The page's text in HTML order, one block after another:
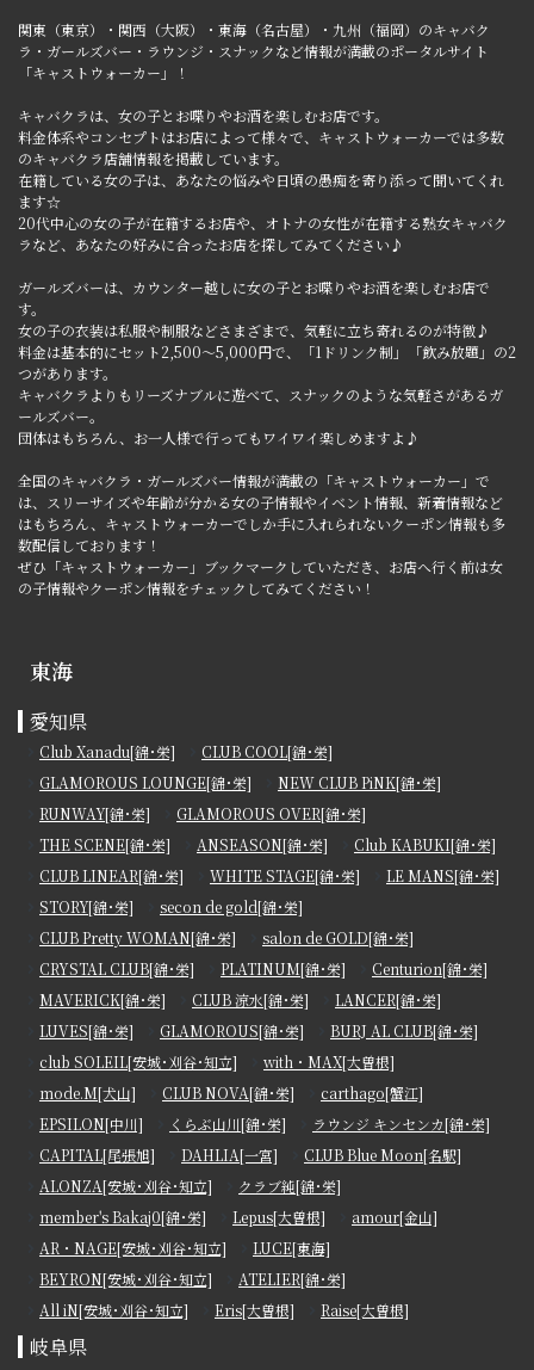
関東（東京）・関西（大阪）・東海（名古屋）・九州（福岡）のキャバク
ラ・ガールズバー・ラウンジ・スナックなど情報が満載のポータルサイト
「キャストウォーカー」！
キャバクラは、女の子とお喋りやお酒を楽しむお店です。
料金体系やコンセプトはお店によって様々で、キャストウォーカーでは多数
のキャバクラ店舗情報を掲載しています。
在籍している女の子は、あなたの悩みや日頃の愚痴を寄り添って聞いてくれ
ます☆
20代中心の女の子が在籍するお店や、オトナの女性が在籍する熟女キャバク
ラなど、あなたの好みに合ったお店を探してみてください♪
ガールズバーは、カウンター越しに女の子とお喋りやお酒を楽しむお店で
す。
女の子の衣装は私服や制服などさまざまで、気軽に立ち寄れるのが特徴♪
料金は基本的にセット2,500～5,000円で、「1ドリンク制」「飲み放題」の2
つがあります。
キャバクラよりもリーズナブルに遊べて、スナックのような気軽さがあるガ
ールズバー。
団体はもちろん、お一人様で行ってもワイワイ楽しめますよ♪
全国のキャバクラ・ガールズバー情報が満載の「キャストウォーカー」で
は、スリーサイズや年齢が分かる女の子情報やイベント情報、新着情報など
はもちろん、キャストウォーカーでしか手に入れられないクーポン情報も多
数配信しております！
ぜひ「キャストウォーカー」ブックマークしていただき、お店へ行く前は女
の子情報やクーポン情報をチェックしてみてください！
東海
愛知県
Club Xanadu[錦･栄]
CLUB COOL[錦･栄]
GLAMOROUS LOUNGE[錦･栄]
NEW CLUB PiNK[錦･栄]
RUNWAY[錦･栄]
GLAMOROUS OVER[錦･栄]
THE SCENE[錦･栄]
ANSEASON[錦･栄]
Club KABUKI[錦･栄]
CLUB LINEAR[錦･栄]
WHITE STAGE[錦･栄]
LE MANS[錦･栄]
STORY[錦･栄]
secon de gold[錦･栄]
CLUB Pretty WOMAN[錦･栄]
salon de GOLD[錦･栄]
CRYSTAL CLUB[錦･栄]
PLATINUM[錦･栄]
Centurion[錦･栄]
MAVERICK[錦･栄]
CLUB 涼水[錦･栄]
LANCER[錦･栄]
LUVES[錦･栄]
GLAMOROUS[錦･栄]
BURJ AL CLUB[錦･栄]
club SOLEIL[安城･刈谷･知立]
with・MAX[大曽根]
mode.M[犬山]
CLUB NOVA[錦･栄]
carthago[蟹江]
EPSILON[中川]
くらぶ山川[錦･栄]
ラウンジ キンセンカ[錦･栄]
CAPITAL[尾張旭]
DAHLIA[一宮]
CLUB Blue Moon[名駅]
ALONZA[安城･刈谷･知立]
クラブ純[錦･栄]
member's Bakaj0[錦･栄]
Lepus[大曽根]
amour[金山]
AR・NAGE[安城･刈谷･知立]
LUCE[東海]
BEYRON[安城･刈谷･知立]
ATELIER[錦･栄]
All iN[安城･刈谷･知立]
Eris[大曽根] Raise[大曽根]
岐阜県